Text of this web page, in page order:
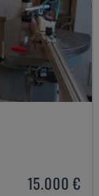
15.000 €